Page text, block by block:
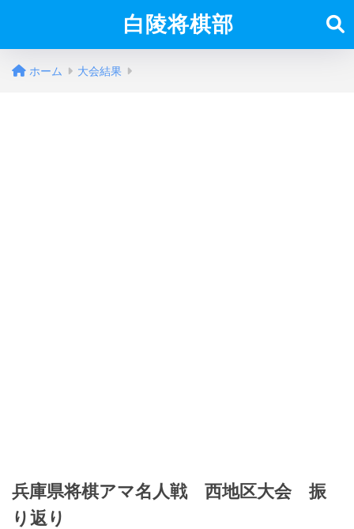
白陵将棋部
ホーム 大会結果
兵庫県将棋アマ名人戦 西地区大会 振
り返り